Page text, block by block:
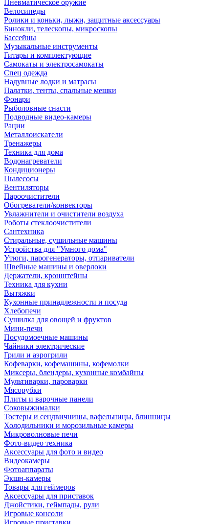
Пневматическое оружие
Велосипеды
Ролики и коньки, лыжи, защитные аксессуары
Бинокли, телескопы, микроскопы
Бассейны
Музыкальные инструменты
Гитары и комплектующие
Самокаты и электросамокаты
Спец одежда
Надувные лодки и матрасы
Палатки, тенты, спальные мешки
Фонари
Рыболовные снасти
Подводные видео-камеры
Рации
Металлоискатели
Тренажеры
Техника для дома
Водонагреватели
Кондиционеры
Пылесосы
Вентиляторы
Пароочистители
Обогреватели/конвекторы
Увлажнители и очистители воздуха
Роботы стеклоочистители
Сантехника
Стиральные, сушильные машины
Устройства для "Умного дома"
Утюги, парогенераторы, отпариватели
Швейные машины и оверлоки
Держатели, кронштейны
Техника для кухни
Вытяжки
Кухонные принадлежности и посуда
Хлебопечи
Сушилка для овощей и фруктов
Мини-печи
Посудомоечные машины
Чайники электрические
Грили и аэрогрили
Кофеварки, кофемашины, кофемолки
Миксеры, блендеры, кухонные комбайны
Мультиварки, пароварки
Мясорубки
Плиты и варочные панели
Соковыжималки
Тостеры и сендвичницы, вафельницы, блинницы
Холодильники и морозильные камеры
Микроволновые печи
Фото-видео техника
Аксессуары для фото и видео
Видеокамеры
Фотоаппараты
Экшн-камеры
Товары для геймеров
Аксессуары для приставок
Джойстики, геймпады, рули
Игровые консоли
Игровые приставки